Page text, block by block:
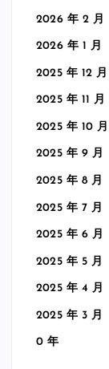
2026 年 2 月
2026 年 1 月
2025 年 12 月
2025 年 11 月
2025 年 10 月
2025 年 9 月
2025 年 8 月
2025 年 7 月
2025 年 6 月
2025 年 5 月
2025 年 4 月
2025 年 3 月
0 年